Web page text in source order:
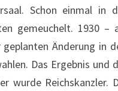
Schon einmal in
gemeuchelt. 1930 –
geplanten Änderung in
Das Ergebnis und
wurde Reichskanzler.